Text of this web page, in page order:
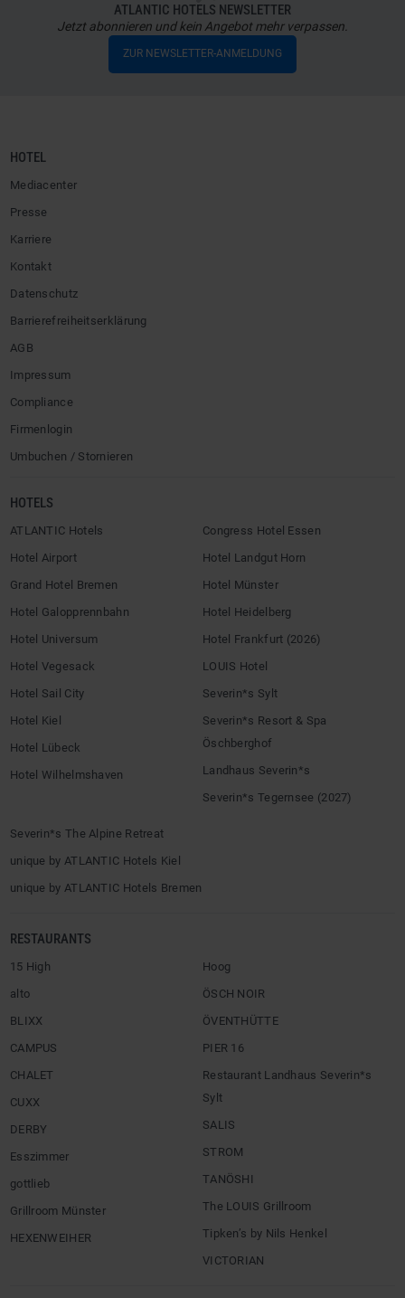
ATLANTIC HOTELS NEWSLETTER
Jetzt abonnieren und kein Angebot mehr verpassen.
ZUR NEWSLETTER-ANMELDUNG
HOTEL
Mediacenter
Presse
Karriere
Kontakt
Datenschutz
Barrierefreiheitserklärung
AGB
Impressum
Compliance
Firmenlogin
Umbuchen / Stornieren
HOTELS
ATLANTIC Hotels
Hotel Airport
Grand Hotel Bremen
Hotel Galopprennbahn
Hotel Universum
Hotel Vegesack
Hotel Sail City
Hotel Kiel
Hotel Lübeck
Hotel Wilhelmshaven
Congress Hotel Essen
Hotel Landgut Horn
Hotel Münster
Hotel Heidelberg
Hotel Frankfurt (2026)
LOUIS Hotel
Severin*s Sylt
Severin*s Resort & Spa
Öschberghof
Landhaus Severin*s
Severin*s Tegernsee (2027)
Severin*s The Alpine Retreat
unique by ATLANTIC Hotels Kiel
unique by ATLANTIC Hotels Bremen
RESTAURANTS
15 High
alto
BLIXX
CAMPUS
CHALET
CUXX
DERBY
Esszimmer
gottlieb
Grillroom Münster
HEXENWEIHER
Hoog
ÖSCH NOIR
ÖVENTHÜTTE
PIER 16
Restaurant Landhaus Severin*s
Sylt
SALIS
STROM
TANÖSHI
The LOUIS Grillroom
Tipken’s by Nils Henkel
VICTORIAN